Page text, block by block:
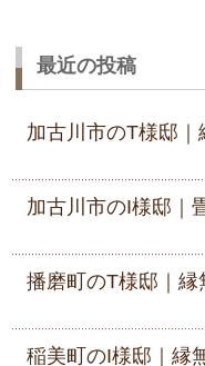
最近の投稿
加古川市のT様邸
加古川市のI様邸｜
播磨町のT様邸｜
稲美町のI様邸｜縁